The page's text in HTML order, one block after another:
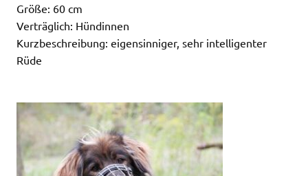
Größe: 60 cm
Verträglich: Hündinnen
Kurzbeschreibung: eigensinniger, sehr intelligenter
Rüde